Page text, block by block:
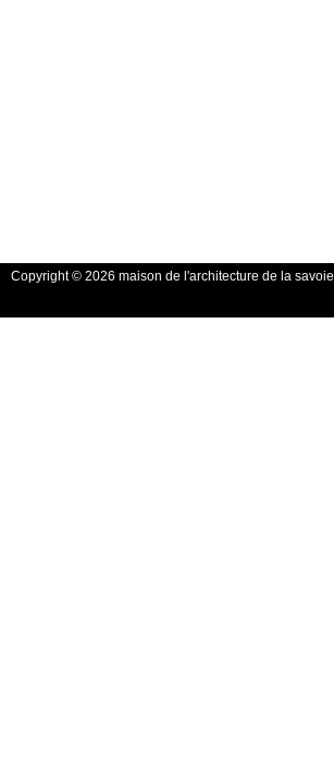
Copyright © 2026 maison de l'architecture de la savoie